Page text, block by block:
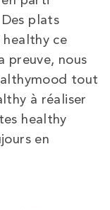
plats
ce
preuve, nous
tout
à réaliser
healthy
en